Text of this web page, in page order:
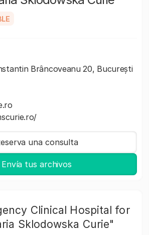
Brâncoveanu 20, București
una consulta
Envía tus archivos
Clinical Hospital for
Sklodowska Curie"